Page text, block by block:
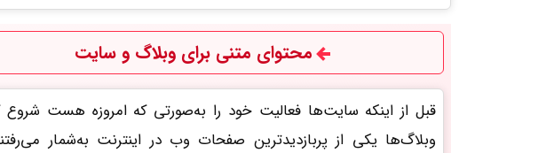
محتوای متنی برای وبلاگ و سایت
قبل از اینکه سایت‌ها فعالیت خود را به‌صورتی که امروزه هست شروع
وبلاگ‌ها یکی از پربازدیدترین صفحات وب در اینترنت به‌شمار